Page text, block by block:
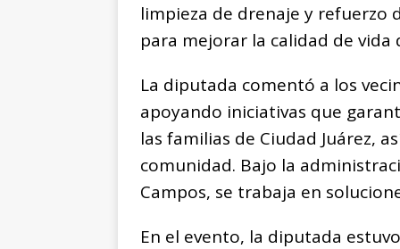
limpieza de drenaje y refuerzo
para mejorar la calidad de vida
La diputada comentó a los
apoyando iniciativas que
las familias de Ciudad Juárez,
comunidad. Bajo la
Campos, se trabaja en
En el evento, la diputada